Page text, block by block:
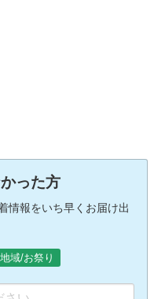
った方
情報をいち早くお届け出
地域/お祭り